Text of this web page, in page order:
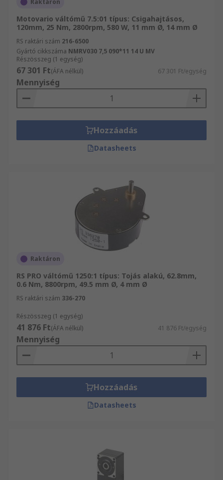
Raktáron
Motovario váltómű 7.5:01 típus: Csigahajtásos,
120mm, 25 Nm, 2800rpm, 580 W, 11 mm Ø, 14 mm Ø
RS raktári szám 216-6500
Gyártó cikkszáma NMRV030 7,5 090*11 14 U MV
Részösszeg (1 egység)
67 301 Ft(ÁFA nélkül) 67 301 Ft/egység
Mennyiség
Hozzáadás
Datasheets
Raktáron
RS PRO váltómű 1250:1 típus: Tojás alakú, 62.8mm,
0.6 Nm, 8800rpm, 49.5 mm Ø, 4 mm Ø
RS raktári szám 336-270
Részösszeg (1 egység)
41 876 Ft(ÁFA nélkül) 41 876 Ft/egység
Mennyiség
Hozzáadás
Datasheets